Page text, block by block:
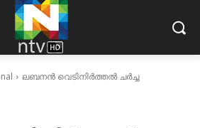
ലബനന്‍ വെടിനിര്‍ത്തല്‍ ചര്‍ച്ച